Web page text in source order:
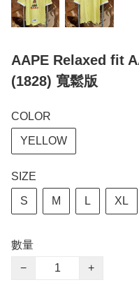
AAPE Relaxed fit
(1828) 寬鬆版
COLOR
YELLOW
SIZE
S M L XL
數量
−
+